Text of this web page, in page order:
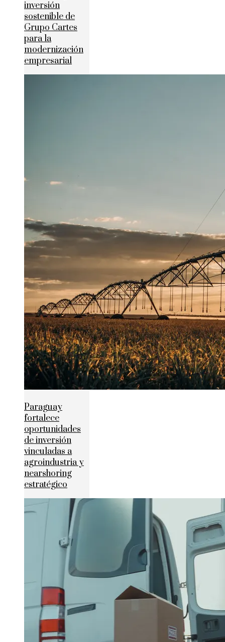
inversión
sostenible de
Grupo Cartes
para la
modernización
empresarial
Paraguay
fortalece
oportunidades
de inversión
vinculadas a
agroindustria y
nearshoring
estratégico